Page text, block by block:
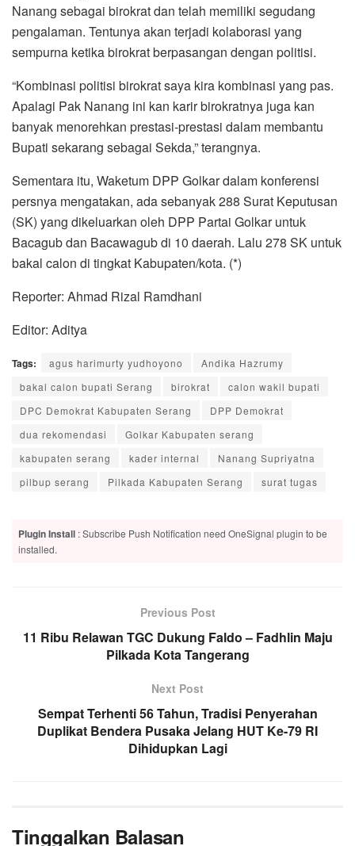
Nanang sebagai birokrat dan telah memiliki segudang
pengalaman. Tentunya akan terjadi kolaborasi yang
sempurna ketika birokrat berpasangan dengan politisi.
“Kombinasi politisi birokrat saya kira kombinasi yang pas.
Apalagi Pak Nanang ini kan karir birokratnya juga kan
banyak menorehkan prestasi-prestasi dalam membantu
Bupati sekarang sebagai Sekda,” terangnya.
Sementara itu, Waketum DPP Golkar dalam konferensi
persnya mengatakan, ada sebanyak 288 Surat Keputusan
(SK) yang dikeluarkan oleh DPP Partai Golkar untuk
Bacagub dan Bacawagub di 10 daerah. Lalu 278 SK untuk
bakal calon di tingkat Kabupaten/kota. (*)
Reporter: Ahmad Rizal Ramdhani
Editor: Aditya
Tags: agus harimurty yudhoyono
Andika Hazrumy
bakal calon bupati Serang
birokrat
calon wakil bupati
DPC Demokrat Kabupaten Serang
DPP Demokrat
dua rekomendasi
Golkar Kabupaten serang
kabupaten serang
kader internal
Nanang Supriyatna
pilbup serang
Pilkada Kabupaten Serang surat tugas
Plugin Install : Subscribe Push Notification need OneSignal plugin to be
installed.
Previous Post
11 Ribu Relawan TGC Dukung Faldo – Fadhlin Maju
Pilkada Kota Tangerang
Next Post
Sempat Terhenti 56 Tahun, Tradisi Penyerahan
Duplikat Bendera Pusaka Jelang HUT Ke-79 RI
Dihidupkan Lagi
Tinggalkan Balasan